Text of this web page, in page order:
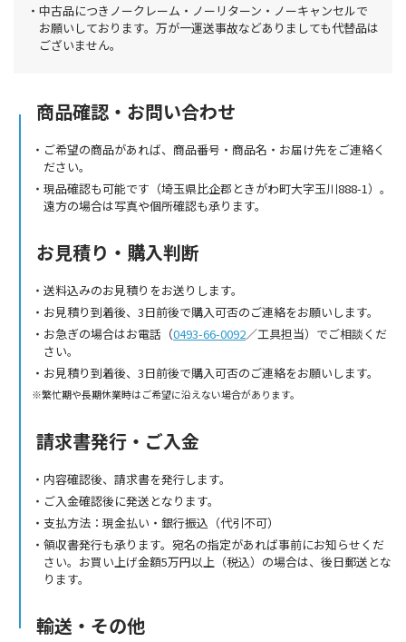
中古品につきノークレーム・ノーリターン・ノーキャンセルで
お願いしております。万が一運送事故などありましても代替品は
ございません。
商品確認・お問い合わせ
ご希望の商品があれば、商品番号・商品名・お届け先をご連絡く
ださい。
現品確認も可能です（埼玉県比企郡ときがわ町大字玉川888-1）。
遠方の場合は写真や個所確認も承ります。
お見積り・購入判断
送料込みのお見積りをお送りします。
お見積り到着後、3日前後で購入可否のご連絡をお願いします。
お急ぎの場合はお電話（0493-66-0092／工具担当）でご相談くだ
さい。
お見積り到着後、3日前後で購入可否のご連絡をお願いします。
繁忙期や長期休業時はご希望に沿えない場合があります。
請求書発行・ご入金
内容確認後、請求書を発行します。
ご入金確認後に発送となります。
支払方法：現金払い・銀行振込（代引不可）
領収書発行も承ります。宛名の指定があれば事前にお知らせくだ
さい。お買い上げ金額5万円以上（税込）の場合は、後日郵送とな
ります。
輸送・その他